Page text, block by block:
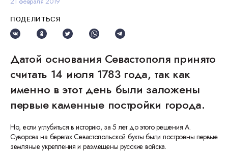
ПОДЕЛИТЬСЯ
Датой основания Севастополя принято
считать 14 июля 1783 года, так как
именно в этот день были заложены
первые каменные постройки города.
Но, если углубиться в историю, за 5 лет до этого решения А.
Суворова на берегах Севастопольской бухты были построены первые
земляные укрепления и размещены русские войска.